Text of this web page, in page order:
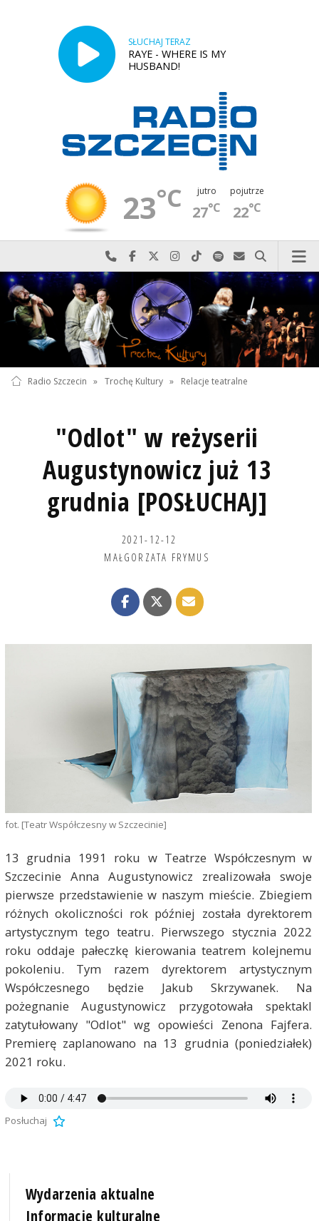
SŁUCHAJ TERAZ
RAYE - WHERE IS MY
HUSBAND!
23°C jutro
27°C
pojutrze
22°C
Najlepiej po prostu do nas zadzwoń
Odwiedź nas na Facebook-u
Odwiedź nas na X
Odwiedź nas na Instagram-ie
Odwiedź nas na TikTok-u
Szukaj nas na Spotify
Wyślij do nas
Szukaj
Radio Szczecin » Trochę Kultury » Relacje teatralne
"Odlot" w reżyserii
Augustynowicz już 13
grudnia [POSŁUCHAJ]
2021-12-12
MAŁGORZATA FRYMUS
fot. [Teatr Współczesny w Szczecinie]
13 grudnia 1991 roku w Teatrze Współczesnym w
Szczecinie Anna Augustynowicz zrealizowała swoje
pierwsze przedstawienie w naszym mieście. Zbiegiem
różnych okoliczności rok później została dyrektorem
artystycznym tego teatru. Pierwszego stycznia 2022
roku oddaje pałeczkę kierowania teatrem kolejnemu
pokoleniu. Tym razem dyrektorem artystycznym
Współczesnego będzie Jakub Skrzywanek. Na
pożegnanie Augustynowicz przygotowała spektakl
zatytułowany "Odlot" wg opowieści Zenona Fajfera.
Premierę zaplanowano na 13 grudnia (poniedziałek)
2021 roku.
Posłuchaj
Wydarzenia aktualne
Informacje kulturalne